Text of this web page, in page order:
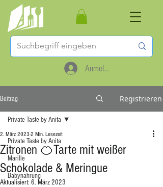
Anmelden
Beitrag Registrieren
Private Taste by Anita
Marille
Babynahrung
Private Taste by Anita
Zitronen 🍊Tarte mit weißer
Schokolade & Meringue
2. März 2023 2 Min. Lesezeit
Aktualisiert: 6. März 2023